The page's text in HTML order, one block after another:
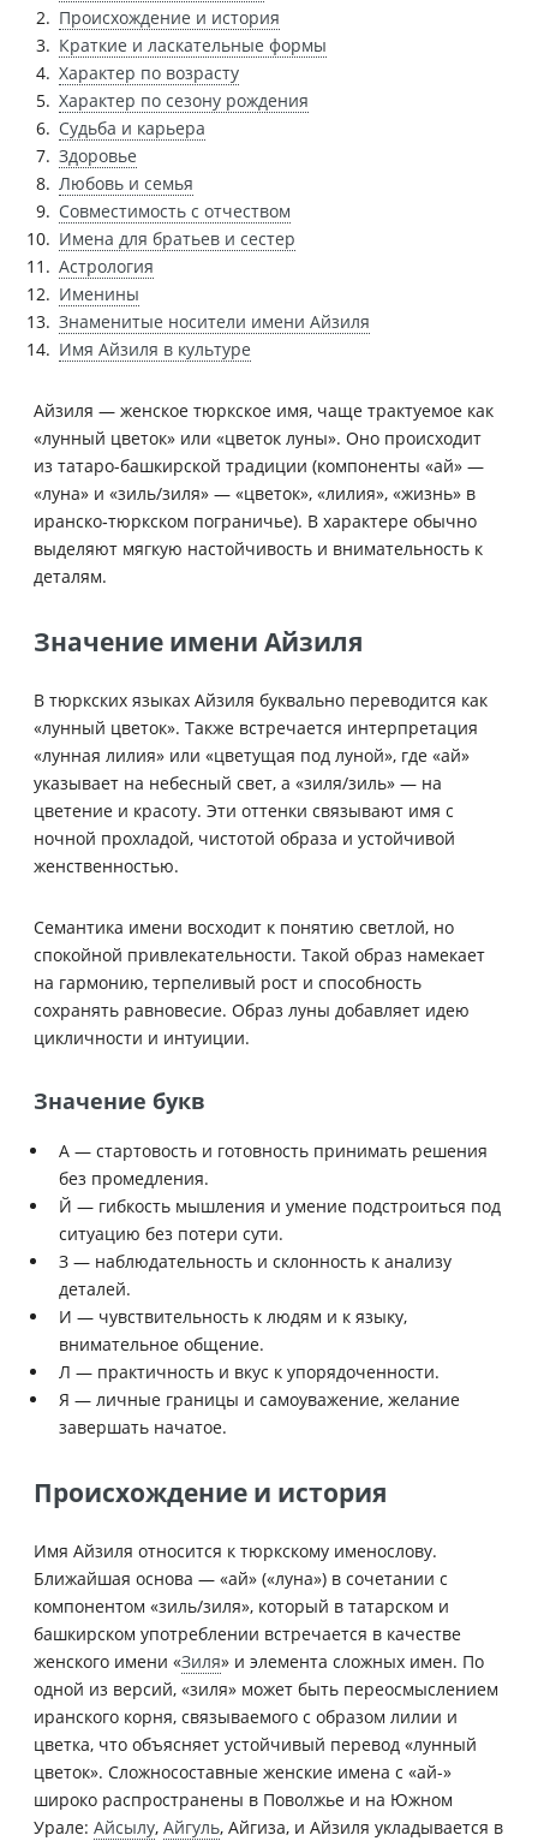
Происхождение и история
Краткие и ласкательные формы
Характер по возрасту
Характер по сезону рождения
Судьба и карьера
Здоровье
Любовь и семья
Совместимость с отчеством
Имена для братьев и сестер
Астрология
Именины
Знаменитые носители имени Айзиля
Имя Айзиля в культуре
Айзиля — женское тюркское имя, чаще трактуемое как
«лунный цветок» или «цветок луны». Оно происходит
из татаро-башкирской традиции (компоненты «ай» —
«луна» и «зиль/зиля» — «цветок», «лилия», «жизнь» в
иранско‑тюркском пограничье). В характере обычно
выделяют мягкую настойчивость и внимательность к
деталям.
Значение имени Айзиля
В тюркских языках Айзиля буквально переводится как
«лунный цветок». Также встречается интерпретация
«лунная лилия» или «цветущая под луной», где «ай»
указывает на небесный свет, а «зиля/зиль» — на
цветение и красоту. Эти оттенки связывают имя с
ночной прохладой, чистотой образа и устойчивой
женственностью.
Семантика имени восходит к понятию светлой, но
спокойной привлекательности. Такой образ намекает
на гармонию, терпеливый рост и способность
сохранять равновесие. Образ луны добавляет идею
цикличности и интуиции.
Значение букв
А — стартовость и готовность принимать решения
без промедления.
Й — гибкость мышления и умение подстроиться под
ситуацию без потери сути.
З — наблюдательность и склонность к анализу
деталей.
И — чувствительность к людям и к языку,
внимательное общение.
Л — практичность и вкус к упорядоченности.
Я — личные границы и самоуважение, желание
завершать начатое.
Происхождение и история
Имя Айзиля относится к тюркскому именослову.
Ближайшая основа — «ай» («луна») в сочетании с
компонентом «зиль/зиля», который в татарском и
башкирском употреблении встречается в качестве
женского имени «Зиля» и элемента сложных имен. По
одной из версий, «зиля» может быть переосмыслением
иранского корня, связываемого с образом лилии и
цветка, что объясняет устойчивый перевод «лунный
цветок». Сложносоставные женские имена с «ай-»
широко распространены в Поволжье и на Южном
Урале: Айсылу, Айгуль, Айгиза, и Айзиля укладывается в